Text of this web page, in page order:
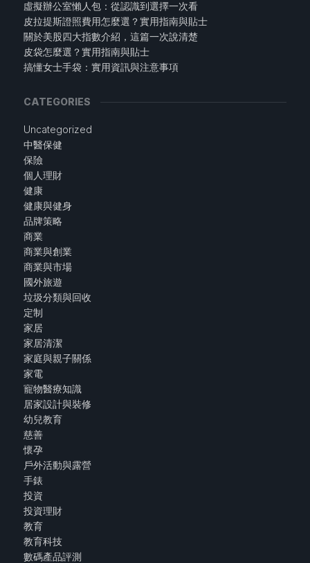
虛擬辦公室懶人包：從認識到選擇一次看
皮拉提斯證照費用怎麼選？實用指南與貼士
關於美股四大指數介紹，這篇一次說清楚
皮袋怎麼選？實用指南與貼士
搞懂女士手袋：實用資訊與注意事項
CATEGORIES
Uncategorized
中醫保健
保險
個人理財
健康
健康與健身
品牌策略
商業
商業與創業
商業與市場
國外旅遊
垃圾分類與回收
定制
家居
家居清潔
家庭與親子關係
家電
寵物醫療知識
居家設計與裝修
幼兒教育
慈善
懷孕
戶外活動與露營
手錶
投資
投資理財
教育
教育科技
數碼產品評測